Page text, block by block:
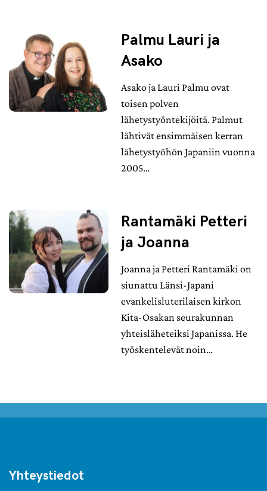
Palmu Lauri ja
Asako
Asako ja Lauri Palmu ovat
toisen polven
lähetystyöntekijöitä. Palmut
lähtivät ensimmäisen kerran
lähetystyöhön Japaniin vuonna
2005…
Rantamäki Petteri
ja Joanna
Joanna ja Petteri Rantamäki on
siunattu Länsi-Japani
evankelisluterilaisen kirkon
Kita-Osakan seurakunnan
yhteisläheteiksi Japanissa. He
työskentelevät noin…
Yhteystiedot